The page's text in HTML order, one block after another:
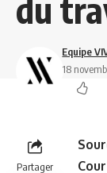
du
Equipe
18
Partager